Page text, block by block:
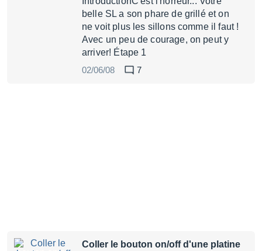
belle SL a son phare de grillé et on
ne voit plus les sillons comme il faut !
Avec un peu de courage, on peut y
arriver! Étape 1
02/06/08
7
Coller le bouton on/off d'une platine